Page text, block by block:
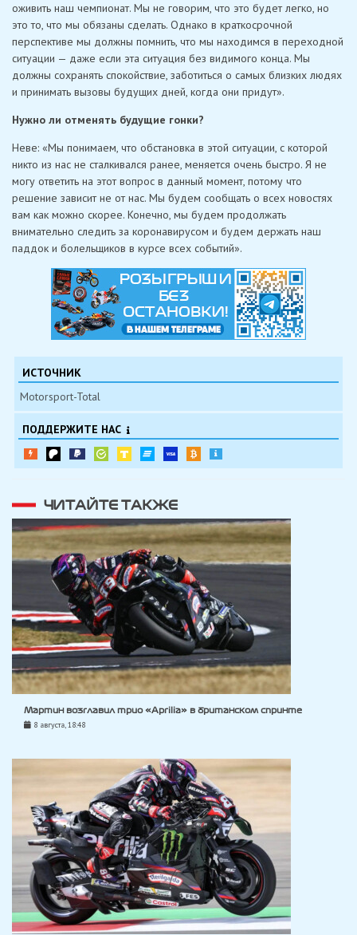
оживить наш чемпионат. Мы не говорим, что это будет легко, но
это то, что мы обязаны сделать. Однако в краткосрочной
перспективе мы должны помнить, что мы находимся в переходной
ситуации — даже если эта ситуация без видимого конца. Мы
должны сохранять спокойствие, заботиться о самых близких людях
и принимать вызовы будущих дней, когда они придут».
Нужно ли отменять будущие гонки?
Неве: «Мы понимаем, что обстановка в этой ситуации, с которой
никто из нас не сталкивался ранее, меняется очень быстро. Я не
могу ответить на этот вопрос в данный момент, потому что
решение зависит не от нас. Мы будем сообщать о всех новостях
вам как можно скорее. Конечно, мы будем продолжать
внимательно следить за коронавирусом и будем держать наш
паддок и болельщиков в курсе всех событий».
ИСТОЧНИК
Motorsport-Total
ПОДДЕРЖИТЕ НАС
ЧИТАЙТЕ ТАКЖЕ
Мартин возглавил трио «Aprilia» в британском спринте
8 августа, 18:48